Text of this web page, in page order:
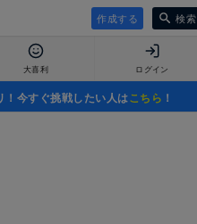
作成する 検索
大喜利 ログイン
今すぐ挑戦したい人はこちら ！